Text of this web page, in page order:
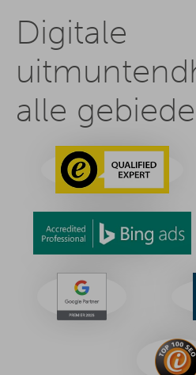
Digitale
alle